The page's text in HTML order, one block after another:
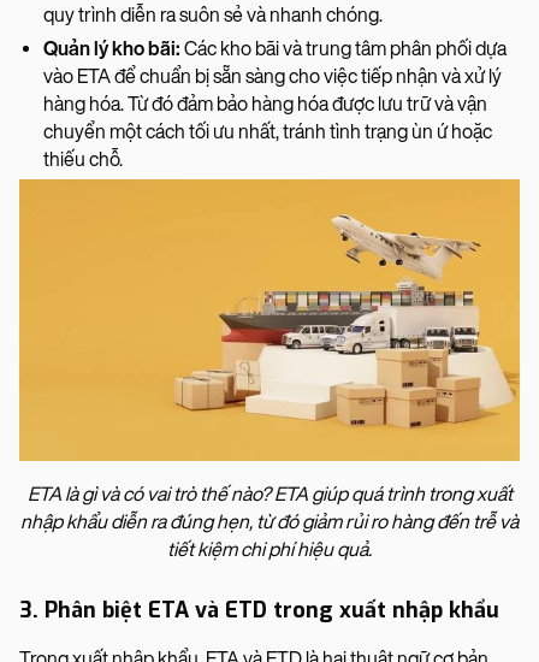
quy trình diễn ra suôn sẻ và nhanh chóng.
Quản lý kho bãi: Các kho bãi và trung tâm phân phối dựa
vào ETA để chuẩn bị sẵn sàng cho việc tiếp nhận và xử lý
hàng hóa. Từ đó đảm bảo hàng hóa được lưu trữ và vận
chuyển một cách tối ưu nhất, tránh tình trạng ùn ứ hoặc
thiếu chỗ.
ETA là gì và có vai trò thế nào? ETA giúp quá trình trong xuất
nhập khẩu diễn ra đúng hẹn, từ đó giảm rủi ro hàng đến trễ và
tiết kiệm chi phí hiệu quả.
3. Phân biệt ETA và ETD trong xuất nhập khẩu